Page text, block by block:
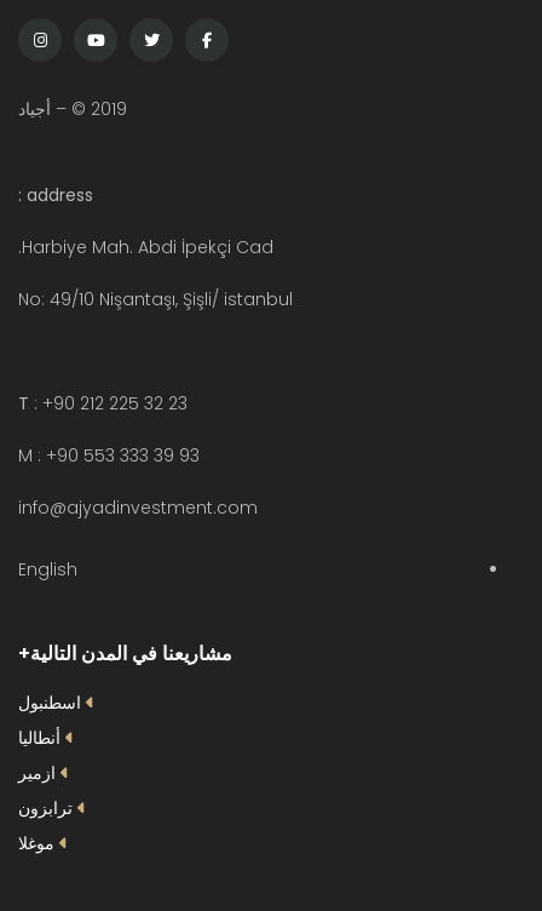
2019 © – أجياد
address :
Harbiye Mah. Abdi İpekçi Cad.
No: 49/10 Nişantaşı, Şişli/ istanbul
T : +90 212 225 32 23
M : +90 553 333 39 93
info@ajyadinvestment.com
English
مشاريعنا في المدن التالية
اسطنبول
أنطاليا
ازمير
ترابزون
موغلا